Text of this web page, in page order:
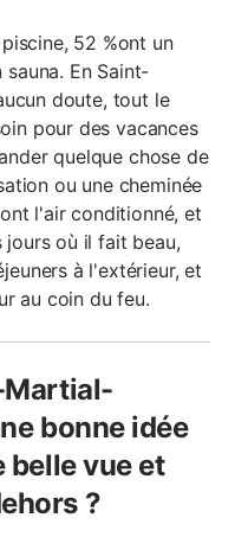
52 %ont un
En Saint-
doute, tout le
pour des vacances
quelque chose de
ou une cheminée
l'air conditionné, et
jours où il fait beau,
à l'extérieur, et
au coin du feu.
Martial-
bonne idée
belle vue et
?